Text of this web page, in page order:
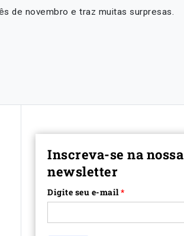
de novembro e traz muitas surpresas.
Inscreva-se na nossa
newsletter
Digite seu e-mail*